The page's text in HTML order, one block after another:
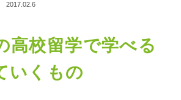
2017.02.6
高校留学で学べる
いくもの